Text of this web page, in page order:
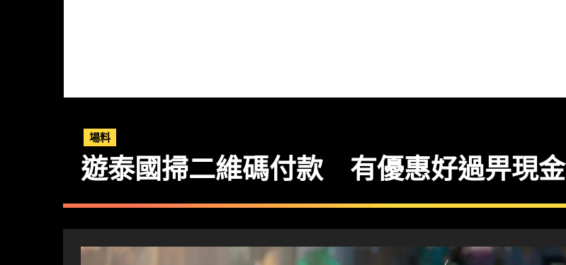
場料
遊泰國掃二維碼付款 有優惠好過畀現金